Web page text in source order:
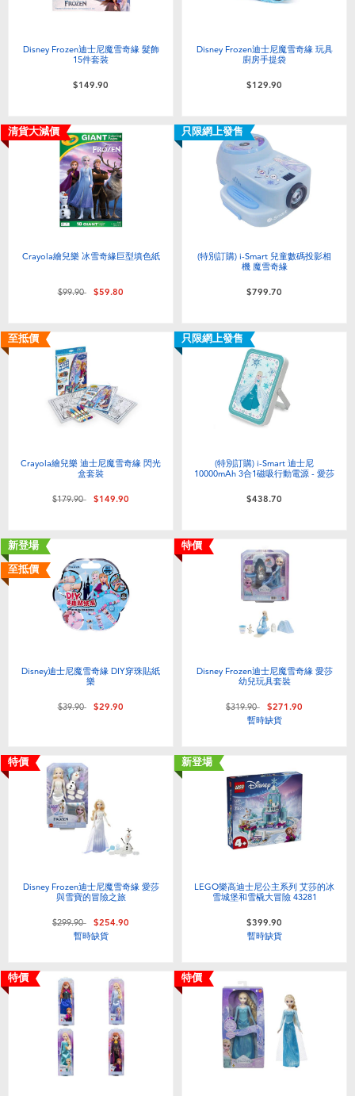
Disney Frozen迪士尼魔雪奇緣 髮飾
15件套裝
$149.90
Disney Frozen迪士尼魔雪奇緣 玩具
廚房手提袋
$129.90
清貨大減價
Crayola繪兒樂 冰雪奇緣巨型填色紙
價格從
$99.90至$59.80
只限網上發售
(特別訂購) i-Smart 兒童數碼投影相
機 魔雪奇緣
$799.70
至抵價
Crayola繪兒樂 迪士尼魔雪奇緣 閃光
盒套裝
價格從
$179.90至$149.90
只限網上發售
(特別訂購) i-Smart 迪士尼
10000mAh 3合1磁吸行動電源 - 愛莎
$438.70
新登場
至抵價
Disney迪士尼魔雪奇緣 DIY穿珠貼紙
樂
價格從
$39.90至$29.90
特價
Disney Frozen迪士尼魔雪奇緣 愛莎
幼兒玩具套裝
價格從
$319.90至$271.90
暫時缺貨
特價
Disney Frozen迪士尼魔雪奇緣 愛莎
與雪寶的冒險之旅
價格從
$299.90至$254.90
暫時缺貨
新登場
LEGO樂高迪士尼公主系列 艾莎的冰
雪城堡和雪橇大冒險 43281
$399.90
暫時缺貨
特價 特價